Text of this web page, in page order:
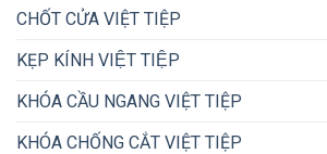
CHỐT CỬA VIỆT TIỆP
KẸP KÍNH VIỆT TIỆP
KHÓA CẦU NGANG VIỆT TIỆP
KHÓA CHỐNG CẮT VIỆT TIỆP